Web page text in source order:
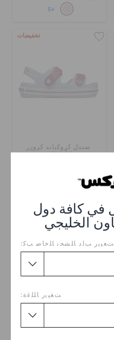
في كافة دول
الخليجي
ﺖﻐﻴﻳﺭ ﺐﻟﺩ ﺎﻠﺸﺤﻧ ﺎﻠﺧﺎﺻ ﺐﻛ:
ﺖﻐﻴﻳﺭ ﺎﻠﻠﻏﺓ:
+5
تخفيضات
صندل كروكباند كروزر